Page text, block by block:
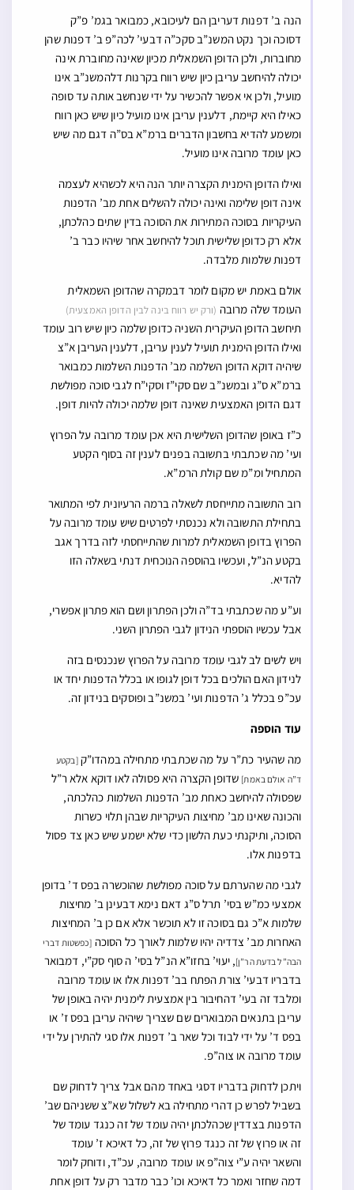
הנה ב’ דפנות דעריבן הם לעיכובא, כמבואר בגמ’ פ”ק
דסוכה וכך נקט המשנ”ב סקכ”ה דבעי’ לכה”פ ב’ דפנות שהן
מחוברות, ולכן הדופן השמאלית מכיון שאינה מחוברת אינה
יכולה להיחשב עריבן כיון שיש רווח בקרנות דלהמשנ”ב אינו
מועיל, ולכן אי אפשר להכשיר על ידי שנחשב אותה עד סופה
כאילו היא קיימת, דלענין עריבן אינו מועיל כיון שיש כאן רווח
ומשמע להדיא בחשבון הדברים ברמ”א בס”ה דגם מה שיש
כאן עומד מרובה אינו מועיל.
ואילו הדופן הימנית הקצרה יותר הנה היא לכשהיא לעצמה
אינה דופן שלימה ואינה יכולה להשלים אחת מב’ הדפנות
העיקריות בסוכה המתירות את הסוכה בדין שתים כהלכתן,
אלא רק כדופן שלישית תוכל להיחשב אחר שיהיו כבר ב’
דפנות שלמות מלבדה.
אולם באמת יש מקום לומר דבמקרה שהדופן השמאלית
העומד שלה מרובה (ורק יש רווח בינה לבין הדופן האמצעית)
תיחשב הדופן העיקרית השניה כדופן שלמה כיון שיש רוב עומד
ואילו הדופן הימנית תועיל לענין עריבן, דלענין העריבן א”צ
שיהיה דוקא הדופן השלמה מב’ הדפנות השלמות כמבואר
ברמ”א ס”ג ובמשנ”ב שם סקי”ז וסקי”ח לגבי סוכה מפולשת
דגם הדופן האמצעית שאינה דופן שלמה יכולה להיות דופן.
כ”ז באופן שהדופן השלישית היא אכן עומד מרובה על הפרוץ
ועי’ מה שכתבתי בתשובה בפנים לענין זה בסוף הקטע
המתחיל ומ”מ שם קולת הרמ”א.
רוב התשובה מתייחסת לשאלה ברמה הרעיונית לפי המתואר
בתחילת התשובה ולא נכנסתי לפרטים שיש עומד מרובה על
הפרוץ בדופן השמאלית למרות שהתייחסתי לזה בדרך אגב
בקטע הנ”ל, ועכשיו בהוספה הנוכחית דנתי בשאלה הזו
להדיא.
וע”ע מה שכתבתי בד”ה ולכן הפתרון ושם הוא פתרון אפשרי,
אבל עכשיו הוספתי הנידון לגבי הפתרון השני.
ויש לשים לב לגבי עומד מרובה על הפרוץ שנכנסים בזה
לנידון האם הולכים בכל דופן לגופו או בכלל הדפנות יחד או
עכ”פ בכלל ג’ הדפנות ועי’ במשנ”ב ופוסקים בנידון זה.
עוד הוספה
מה שהעיר כת”ר על מה שכתבתי מתחילה במהדו”ק[בקטע
ד”ה אולם באמת] שדופן הקצרה היא פסולה לאו דוקא אלא ר”ל
שפסולה להיחשב כאחת מב’ הדפנות השלמות כהלכתה,
והכונה שאינו מב’ מחיצות העיקריות שבהן תלוי כשרות
הסוכה, ותיקנתי כעת הלשון כדי שלא ישמע שיש כאן צד פסול
בדפנות אלו.
לגבי מה שהערתם על סוכה מפולשת שהוכשרה בפס ד’ בדופן
אמצעי כמ”ש בסי’ תרל ס”ג דאם נימא דבעינן ב’ מחיצות
שלמות א”כ גם בסוכה זו לא תוכשר אלא אם כן ב’ המחיצות
האחרות מב’ צדדיה יהיו שלמות לאורך כל הסוכה [כפשטות דברי
הבה”ל בדעת הר”ן], יעוי’ בחזו”א הנ”ל בסי’ ה סוף סק”י, דמבואר
בדבריו דבעי’ צורת הפתח בב’ דפנות אלו או עומד מרובה
ומלבד זה בעי’ דהחיבור בין אמצעית לימנית יהיה באופן של
עריבן בתנאים המבוארים שם שצריך שיהיה עריבן בפס ז’ או
בפס ד’ על ידי לבוד וכל שאר ב’ דפנות אלו סגי להתירן על ידי
עומד מרובה או צוה”פ.
ויתכן לדחוק בדבריו דסגי באחד מהם אבל צריך לדחוק שם
בשביל לפרש כן דהרי מתחילה בא לשלול שא”צ ששניהם שב’
הדפנות בצדדין שכהלכתן יהיה עומד של זה כנגד עומד של
זה או פרוץ של זה כנגד פרוץ של זה, כל דאיכא ז’ עומד
והשאר יהיה ע”י צוה”פ או עומד מרובה, עכ”ד, ודוחק לומר
דמה שחזר ואמר כל דאיכא וכו’ כבר מדבר רק על דופן אחת